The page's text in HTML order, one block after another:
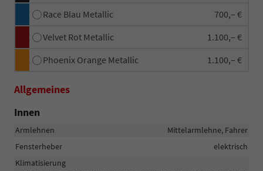
Race Blau Metallic
700,– €
Velvet Rot Metallic
1.100,– €
Phoenix Orange Metallic
1.100,– €
Allgemeines
Innen
Armlehnen
Mittelarmlehne, Fahrer
Fensterheber
elektrisch
Klimatisierung